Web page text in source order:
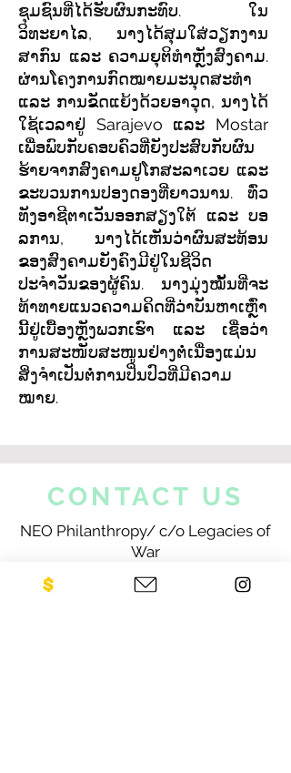
ຊຸມຊົນທີ່ໄດ້ຮັບຜົນກະທົບ. ໃນ
ວິທະຍາໄລ, ນາງໄດ້ສຸມໃສ່ວຽກງານ
ສາກົນ ແລະ ຄວາມຍຸຕິທຳຫຼັງສົງຄາມ.
ຜ່ານໂຄງການກົດໝາຍມະນຸດສະທຳ
ແລະ ການຂັດແຍ້ງດ້ວຍອາວຸດ, ນາງໄດ້
ໃຊ້ເວລາຢູ່ Sarajevo ແລະ Mostar
ເພື່ອພົບກັບຄອບຄົວທີ່ຍັງປະສົບກັບຜົນ
ຮ້າຍຈາກສົງຄາມຢູໂກສະລາເວຍ ແລະ
ຂະບວນການປອງດອງທີ່ຍາວນານ. ທົ່ວ
ທັງອາຊີຕາເວັນອອກສຽງໃຕ້ ແລະ ບອ
ລການ, ນາງໄດ້ເຫັນວ່າຜົນສະທ້ອນ
ຂອງສົງຄາມຍັງຄົງມີຢູ່ໃນຊີວິດ
ປະຈຳວັນຂອງຜູ້ຄົນ. ນາງມຸ່ງໝັ້ນທີ່ຈະ
ທ້າທາຍແນວຄວາມຄິດທີ່ວ່າບັນຫາເຫຼົ່າ
ນີ້ຢູ່ເບື້ອງຫຼັງພວກເຮົາ ແລະ ເຊື່ອວ່າ
ການສະໜັບສະໜູນຢ່າງຕໍ່ເນື່ອງແມ່ນ
ສິ່ງຈຳເປັນຕໍ່ການປິ່ນປົວທີ່ມີຄວາມ
ໝາຍ.
CONTACT US
NEO Philanthropy/ c/o Legacies of
War
1001 Avenue of the Americas
12th Floor